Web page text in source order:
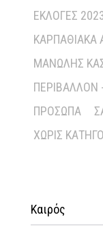
ΕΚΛΟΓΈΣ
ΚΑΡΠΑΘΙΑΚΆ
ΜΑΝΏΛΗΣ
ΠΕΡΙΒΆΛΛΟΝ
ΠΡΌΣΩΠΑ
ΧΩΡΊΣ
Καιρός